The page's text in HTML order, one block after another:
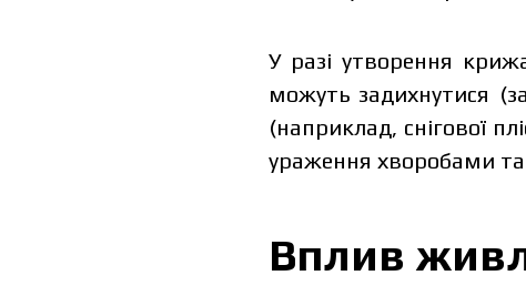
У разі утворення
можуть задихнутися
(наприклад, снігової
ураження хворобами
Вплив